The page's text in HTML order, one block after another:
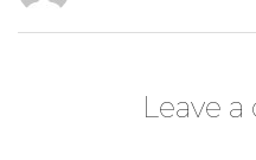
Leave